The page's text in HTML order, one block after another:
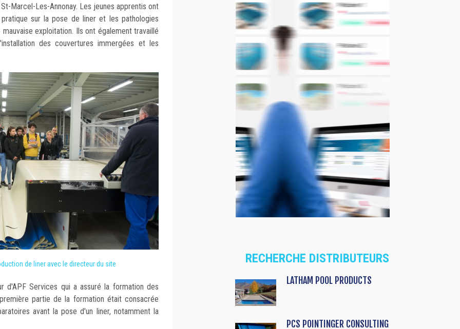
Marcel-Les-Annonay. Les jeunes apprentis ont
sur la pose de liner et les pathologies
exploitation. Ils ont également travaillé
des couvertures immergées et les
de liner avec le directeur du site
d'APF Services qui a assuré la formation des
partie de la formation était consacrée
avant la pose d'un liner, notamment la
RECHERCHE DISTRIBUTEURS
LATHAM POOL PRODUCTS
PCS POINTINGER CONSULTING